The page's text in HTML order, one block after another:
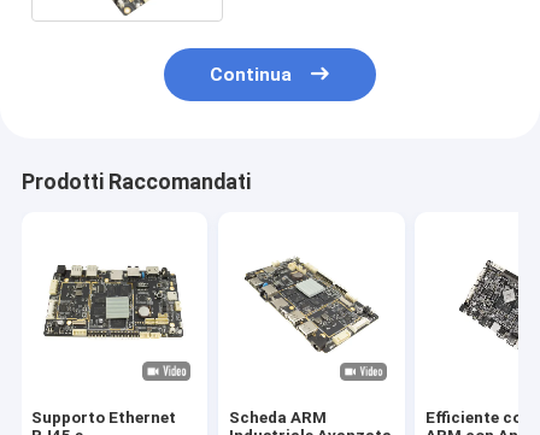
Continua
Prodotti Raccomandati
Supporto Ethernet
Scheda ARM
Efficiente